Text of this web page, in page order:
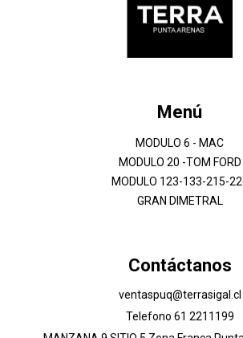
Menú
MODULO 6 - MAC
MODULO 20 -TOM FORD
MODULO 123-133-215-
GRAN DIMETRAL
Contáctanos
ventaspuq@terrasigal.cl
Telefono 61 2211199